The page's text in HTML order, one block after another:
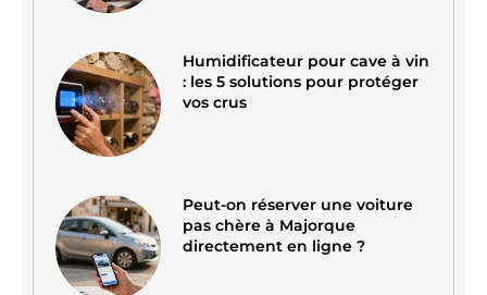
Humidificateur pour cave à vin
: les 5 solutions pour protéger
vos crus
Peut-on réserver une voiture
pas chère à Majorque
directement en ligne ?